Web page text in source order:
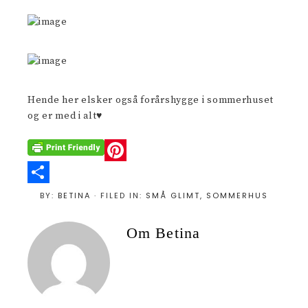
Hende her elsker også forårshygge i sommerhuset
og er med i alt♥
P
e
r
r
e
BY: BETINA · FILED IN: SMÅ GLIMT, SOMMERHUS
OmBetina